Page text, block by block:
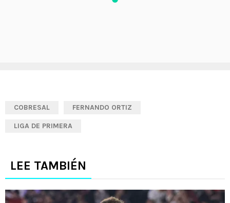
COBRESAL FERNANDO ORTIZ
LIGA DE PRIMERA
LEE TAMBIÉN